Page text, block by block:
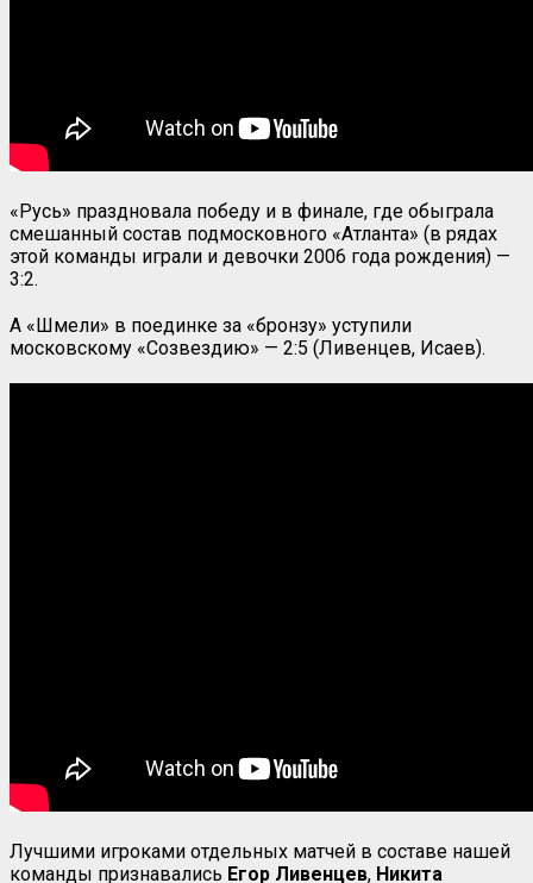
«Русь» праздновала победу и в финале, где обыграла
смешанный состав подмосковного «Атланта» (в рядах
этой команды играли и девочки 2006 года рождения) —
3:2.
А «Шмели» в поединке за «бронзу» уступили
московскому «Созвездию» — 2:5 (Ливенцев, Исаев).
Лучшими игроками отдельных матчей в составе нашей
команды признавались Егор Ливенцев, Никита